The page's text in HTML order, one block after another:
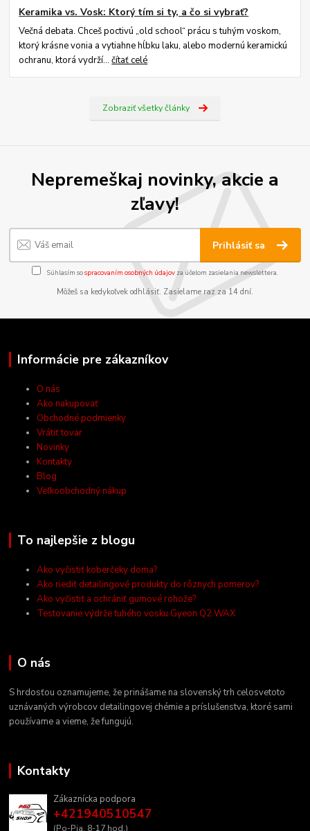
Keramika vs. Vosk: Ktorý tím si ty, a čo si vybrať?
Večná debata. Chceš poctivú „old school“ prácu s tuhým voskom,
ktorý krásne vonia a vytiahne hĺbku laku, alebo modernú keramickú
ochranu, ktorá vydrží...čítať celé
Zobraziť všetky články
Nepremeškaj novinky, akcie a
zľavy!
Prihlásiť sa
Súhlasím sospracovaním osobných údajov za účelom zasielania newslettera.
Môžeš sa kedykoľvek odhlásiť. Zasielame raz za 14 dní.
Informácie pre zákazníkov
O nás
Ako nakupovať
Obchodné podmienky
Vrátiť tovar
Novinky
Kontakty
Blog
Veľkoobchodný nákup
To najlepšie z blogu
Ako vyčistiť koberčeky doma?
Ako riediť detailingové produkty do rôznych pomerov?
Ako vyčistiť a ochrániť gumové rohože?
Testovanie výdrže tuhého vosku Gyeon Q2 WAX
O nás
S hrdosťou oznamujeme, že prinášame na slovenský trh celosvetoto
uznávaných výrobcov detailingovej chémie a príslušenstva, ktoré sami
používame a vieme, že fungujú.
Kontakty
Zákaznícka podpora
+421940510547
(Po-Pia, 8-17 hod.)